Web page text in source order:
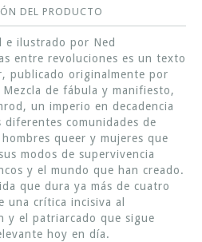
DEL PRODUCTO
e ilustrado por Ned
entre revoluciones es un texto
publicado originalmente por
de fábula y manifiesto,
un imperio en decadencia
diferentes comunidades de
queer y mujeres que
modos de supervivencia
y el mundo que han creado.
que dura ya más de cuatro
una crítica incisiva al
y el patriarcado que sigue
hoy en día.